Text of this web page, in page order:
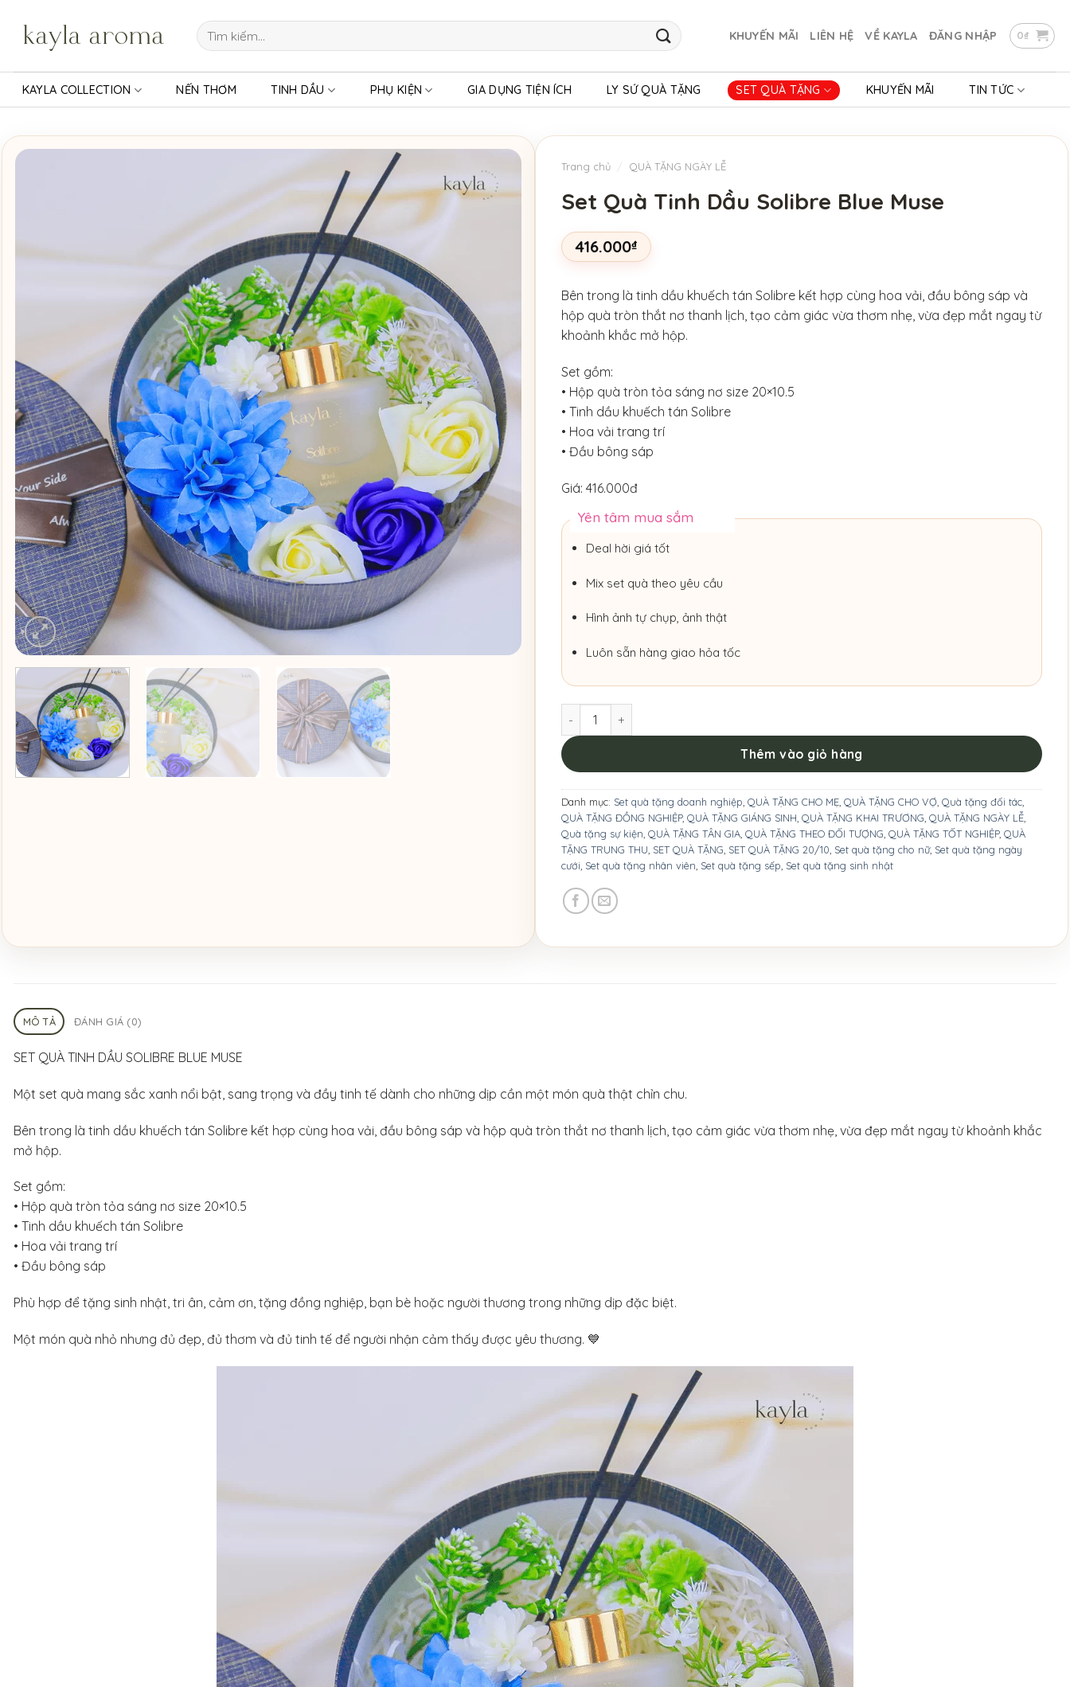
dung
Tìm
kiếm:
KHUYẾN MÃI LIÊN HỆ VỀ KAYLA ĐĂNG NHẬP 0₫
KAYLA COLLECTION NẾN THƠM TINH DẦU PHỤ KIỆN GIA DỤNG TIỆN ÍCH LY SỨ QUÀ TẶNG SET QUÀ TẶNG KHUYẾN MÃI TIN TỨC
Trang chủ / QUÀ TẶNG NGÀY LỄ
Set Quà Tinh Dầu Solibre Blue Muse
416.000₫
Bên trong là tinh dầu khuếch tán Solibre kết hợp cùng hoa vải, đầu bông sáp và
hộp quà tròn thắt nơ thanh lịch, tạo cảm giác vừa thơm nhẹ, vừa đẹp mắt ngay từ
khoảnh khắc mở hộp.
Set gồm:
• Hộp quà tròn tỏa sáng nơ size 20×10.5
• Tinh dầu khuếch tán Solibre
• Hoa vải trang trí
• Đầu bông sáp
Giá: 416.000đ
Yên tâm mua sắm
Deal hời giá tốt
Mix set quà theo yêu cầu
Hình ảnh tự chụp, ảnh thật
Luôn sẵn hàng giao hỏa tốc
Set Quà Tinh Dầu Solibre Blue Muse số lượng
Thêm vào giỏ hàng
Danh mục: Set quà tặng doanh nghiệp QUÀ TẶNG CHO MẸ QUÀ TẶNG CHO VỢ Quà tặng đối tác
QUÀ TẶNG ĐỒNG NGHIỆP, QUÀ TẶNG GIÁNG SINH QUÀ TẶNG KHAI TRƯƠNG QUÀ TẶNG NGÀY LỄ
Quà tặng sự kiện QUÀ TẶNG TÂN GIA QUÀ TẶNG THEO ĐỐI TƯỢNG QUÀ TẶNG TỐT NGHIỆP, QUÀ
TẶNG TRUNG THU SET QUÀ TẶNG SET QUÀ TẶNG 20/10 Set quà tặng cho nữ, Set quà tặng ngày
cưới Set quà tặng nhân viên Set quà tặng sếp Set quà tặng sinh nhật
MÔ TẢ ĐÁNH GIÁ (0)
SET QUÀ TINH DẦU SOLIBRE BLUE MUSE
Một set quà mang sắc xanh nổi bật, sang trọng và đầy tinh tế dành cho những dịp cần một món quà thật chỉn chu.
Bên trong là tinh dầu khuếch tán Solibre kết hợp cùng hoa vải, đầu bông sáp và hộp quà tròn thắt nơ thanh lịch, tạo cảm giác vừa thơm nhẹ, vừa đẹp mắt ngay từ khoảnh khắc
mở hộp.
Set gồm:
• Hộp quà tròn tỏa sáng nơ size 20×10.5
• Tinh dầu khuếch tán Solibre
• Hoa vải trang trí
• Đầu bông sáp
Phù hợp để tặng sinh nhật, tri ân, cảm ơn, tặng đồng nghiệp, bạn bè hoặc người thương trong những dịp đặc biệt.
Một món quà nhỏ nhưng đủ đẹp, đủ thơm và đủ tinh tế để người nhận cảm thấy được yêu thương. 💙